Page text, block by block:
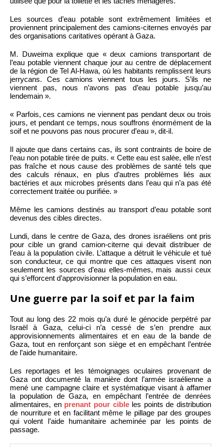
Les sources d’eau potable sont extrêmement limitées et
proviennent principalement des camions-citernes envoyés par
des organisations caritatives opérant à Gaza.
M. Duweima explique que « deux camions transportant de
l’eau potable viennent chaque jour au centre de déplacement
de la région de Tel Al-Hawa, où les habitants remplissent leurs
jerrycans. Ces camions viennent tous les jours. S’ils ne
viennent pas, nous n’avons pas d’eau potable jusqu’au
lendemain ».
« Parfois, ces camions ne viennent pas pendant deux ou trois
jours, et pendant ce temps, nous souffrons énormément de la
soif et ne pouvons pas nous procurer d’eau », dit-il.
Il ajoute que dans certains cas, ils sont contraints de boire de
l’eau non potable tirée de puits. « Cette eau est salée, elle n’est
pas fraîche et nous cause des problèmes de santé tels que
des calculs rénaux, en plus d’autres problèmes liés aux
bactéries et aux microbes présents dans l’eau qui n’a pas été
correctement traitée ou purifiée. »
Même les camions destinés au transport d’eau potable sont
devenus des cibles directes.
Lundi, dans le centre de Gaza, des drones israéliens ont pris
pour cible un grand camion-citerne qui devait distribuer de
l’eau à la population civile. L’attaque a détruit le véhicule et tué
son conducteur, ce qui montre que ces attaques visent non
seulement les sources d’eau elles-mêmes, mais aussi ceux
qui s’efforcent d’approvisionner la population en eau.
Une guerre par la soif et par la faim
Tout au long des 22 mois qu’a duré le génocide perpétré par
Israël à Gaza, celui-ci n’a cessé de s’en prendre aux
approvisionnements alimentaires et en eau de la bande de
Gaza, tout en renforçant son siège et en empêchant l’entrée
de l’aide humanitaire.
Les reportages et les témoignages oculaires provenant de
Gaza ont documenté la manière dont l’armée israélienne a
mené une campagne claire et systématique visant à affamer
la population de Gaza, en empêchant l’entrée de denrées
alimentaires, en prenant pour cibleles points de distribution
de nourriture et en facilitant même le pillage par des groupes
qui volent l’aide humanitaire acheminée par les points de
passage.